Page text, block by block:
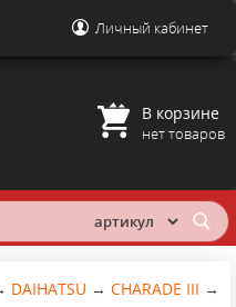
Личный кабинет
В корзине
нет товаров
DAIHATSU → CHARADE III →